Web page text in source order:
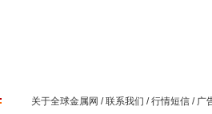
关于全球金属网 /联系我们 /行情短信/ 广